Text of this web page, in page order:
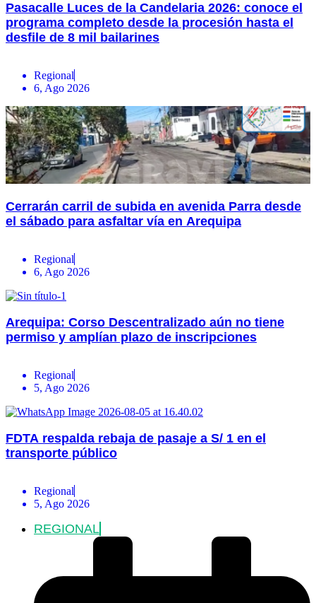
Pasacalle Luces de la Candelaria 2026: conoce el
programa completo desde la procesión hasta el
desfile de 8 mil bailarines
Regional
6, Ago 2026
Cerrarán carril de subida en avenida Parra desde
el sábado para asfaltar vía en Arequipa
Regional
6, Ago 2026
Arequipa: Corso Descentralizado aún no tiene
permiso y amplían plazo de inscripciones
Regional
5, Ago 2026
FDTA respalda rebaja de pasaje a S/ 1 en el
transporte público
Regional
5, Ago 2026
REGIONAL